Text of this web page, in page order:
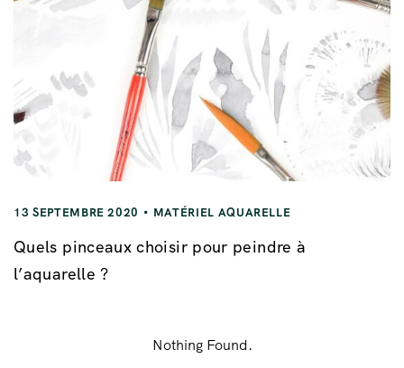
13 SEPTEMBRE 2020 MATÉRIEL AQUARELLE
Quels pinceaux choisir pour peindre à
l’aquarelle ?
Nothing Found.